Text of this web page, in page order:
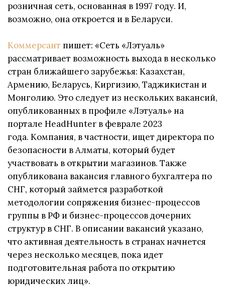
розничная сеть, основанная в 1997 году. И,
возможно, она откроется и в Беларуси.
Коммерсант пишет: «Сеть «Лэтуаль»
рассматривает возможность выхода в несколько
стран ближайшего зарубежья: Казахстан,
Армению, Беларусь, Киргизию, Таджикистан и
Монголию. Это следует из нескольких вакансий,
опубликованных в профиле «Лэтуаль» на
портале HeadHunter в феврале 2023
года. Компания, в частности, ищет директора по
безопасности в Алматы, который будет
участвовать в открытии магазинов. Также
опубликована вакансия главного бухгалтера по
СНГ, который займется разработкой
методологии сопряжения бизнес-процессов
группы в РФ и бизнес-процессов дочерних
структур в СНГ. В описании вакансий указано,
что активная деятельность в странах начнется
через несколько месяцев, пока идет
подготовительная работа по открытию
юридических лиц».